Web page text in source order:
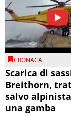
CRONACA
Scarica di
Breithorn,
salvo
una gamba